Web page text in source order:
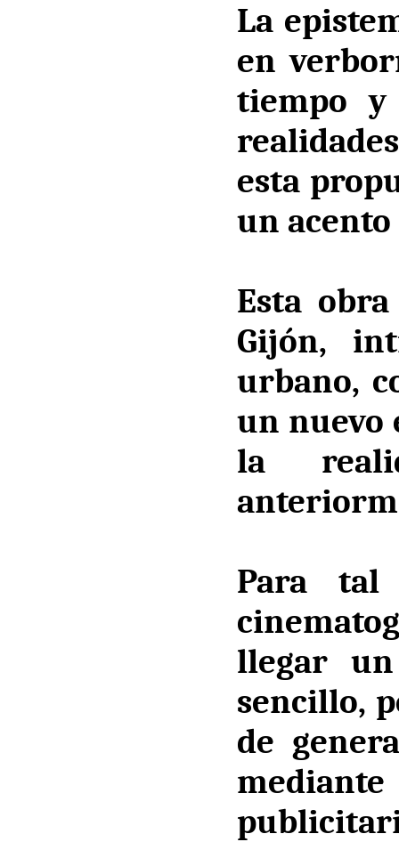
La
en
tiempo y
esta
un
Esta
Gijón,
urbano,
un nuevo
la
Para
llegar
sencillo,
de